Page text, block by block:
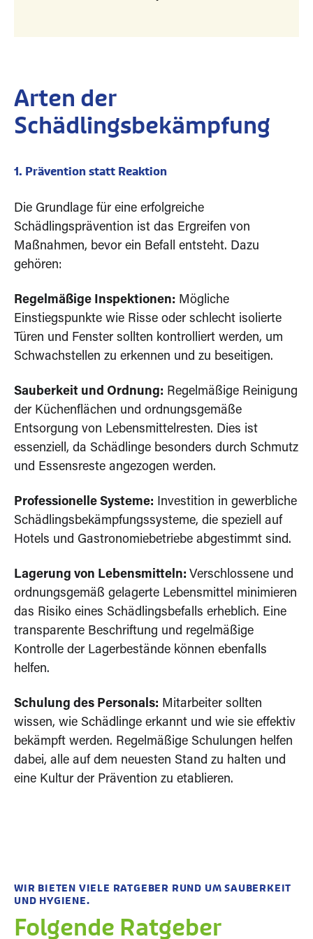
Arten der
Schädlingsbekämpfung
1. Prävention statt Reaktion
Die Grundlage für eine erfolgreiche
Schädlingsprävention ist das Ergreifen von
Maßnahmen, bevor ein Befall entsteht. Dazu
gehören:
Regelmäßige Inspektionen: Mögliche
Einstiegspunkte wie Risse oder schlecht isolierte
Türen und Fenster sollten kontrolliert werden, um
Schwachstellen zu erkennen und zu beseitigen.
Sauberkeit und Ordnung: Regelmäßige Reinigung
der Küchenflächen und ordnungsgemäße
Entsorgung von Lebensmittelresten. Dies ist
essenziell, da Schädlinge besonders durch Schmutz
und Essensreste angezogen werden.
Professionelle Systeme: Investition in gewerbliche
Schädlingsbekämpfungssysteme, die speziell auf
Hotels und Gastronomiebetriebe abgestimmt sind.
Lagerung von Lebensmitteln: Verschlossene und
ordnungsgemäß gelagerte Lebensmittel minimieren
das Risiko eines Schädlingsbefalls erheblich. Eine
transparente Beschriftung und regelmäßige
Kontrolle der Lagerbestände können ebenfalls
helfen.
Schulung des Personals: Mitarbeiter sollten
wissen, wie Schädlinge erkannt und wie sie effektiv
bekämpft werden. Regelmäßige Schulungen helfen
dabei, alle auf dem neuesten Stand zu halten und
eine Kultur der Prävention zu etablieren.
WIR BIETEN VIELE RATGEBER RUND UM SAUBERKEIT
UND HYGIENE.
Folgende Ratgeber